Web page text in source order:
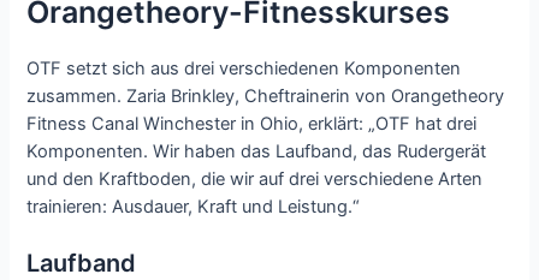
Orangetheory-Fitnesskurses
OTF setzt sich aus drei verschiedenen Komponenten
zusammen. Zaria Brinkley, Cheftrainerin von Orangetheory
Fitness Canal Winchester in Ohio, erklärt: „OTF hat drei
Komponenten. Wir haben das Laufband, das Rudergerät
und den Kraftboden, die wir auf drei verschiedene Arten
trainieren: Ausdauer, Kraft und Leistung.“
Laufband